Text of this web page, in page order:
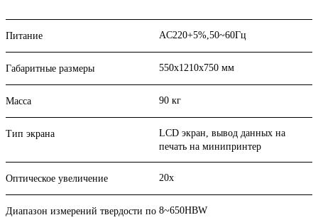
Питание AC220+5%,50~60Гц
Габаритные размеры 550х1210х750 мм
Масса 90 кг
Тип экрана
LCD экран, вывод данных на
печать на минипринтер
Оптическое увеличение 20х
Диапазон измерений твердости по 8~650HBW